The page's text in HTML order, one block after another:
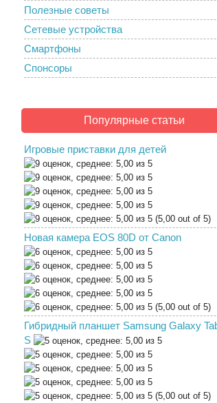
Полезные советы
Сетевые устройства
Смартфоны
Спонсоры
Популярные статьи
Игровые приставки для детей
(5,00 out of 5)
Новая камера EOS 80D от Canon
(5,00 out of 5)
Гибридный планшет Samsung Galaxy
S
(5,00 out of 5)